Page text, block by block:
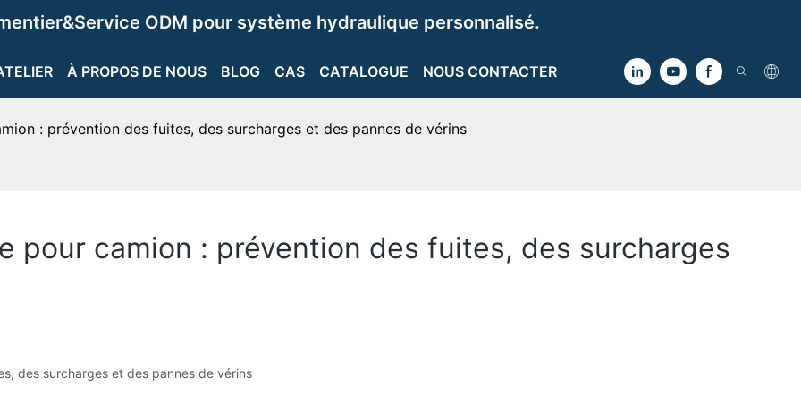
ODM pour système hydraulique personnalisé.
À PROPOS DE NOUS BLOG CAS CATALOGUE NOUS CONTACTER
: prévention des fuites, des surcharges et des pannes de vérins
pour camion : prévention des fuites, des surcharges
des surcharges et des pannes de vérins